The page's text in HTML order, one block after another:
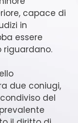
capace di
in
essere
riguardano.
due coniugi,
del